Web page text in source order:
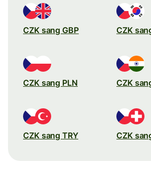
CZK sang GBP CZK
CZK sang PLN CZK
CZK sang TRY CZK